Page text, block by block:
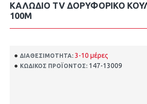
ΚΑΛΩΔΙΟ TV ΔΟΡΥΦΟΡΙΚΟ
100M
ΔΙΑΘΕΣΙΜΌΤΗΤΑ: 3-10 μέρες
ΚΩΔΙΚΌΣ ΠΡΟΪΌΝΤΟΣ: 147-13009